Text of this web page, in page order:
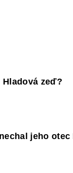
Hladová zeď?
jeho